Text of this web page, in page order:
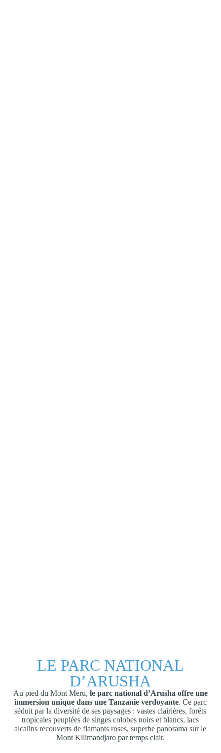
LE PARC NATIONAL
D’ARUSHA
Au pied du Mont Meru, le parc national d’Arusha offre une
immersion unique dans une Tanzanie verdoyante. Ce parc
séduit par la diversité de ses paysages : vastes clairières, forêts
tropicales peuplées de singes colobes noirs et blancs, lacs
alcalins recouverts de flamants roses, superbe panorama sur le
Mont Kilimandjaro par temps clair.